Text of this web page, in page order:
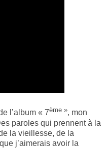
l’album « 7ème », mon
paroles qui prennent à la
la vieillesse, de la
j’aimerais avoir la